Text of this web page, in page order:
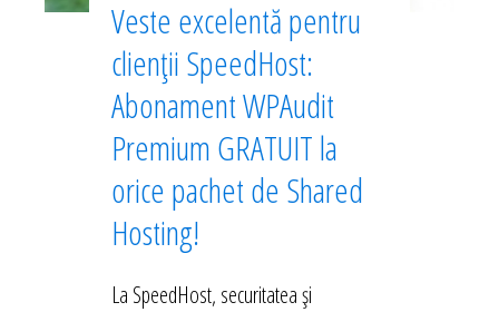
Veste excelentă pentru
clienții SpeedHost:
Abonament WPAudit
Premium GRATUIT la
orice pachet de Shared
Hosting!
La SpeedHost, securitatea și